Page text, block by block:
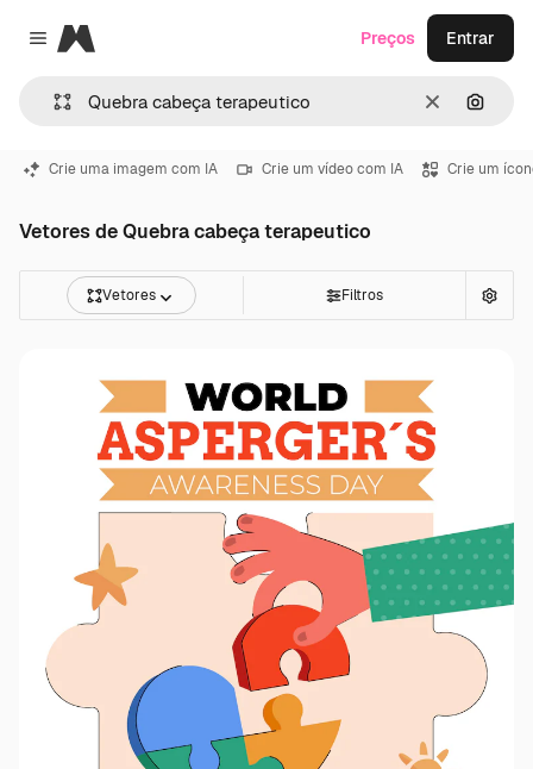
Close menu
Magnific
Limpar
Preços Entrar
Crie uma imagem com IA Crie um vídeo com IA Crie um
Vetores de Quebra cabeça terapeutico
Vetores Filtros